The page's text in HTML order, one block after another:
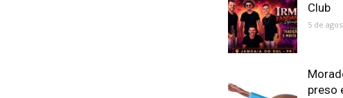
Club
5 de
preso